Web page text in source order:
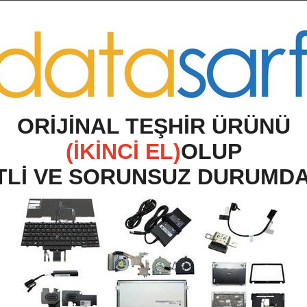
ORİJİNAL TEŞHİR ÜRÜNÜ
(İKİNCİ EL)OLUP
VE SORUNSUZ